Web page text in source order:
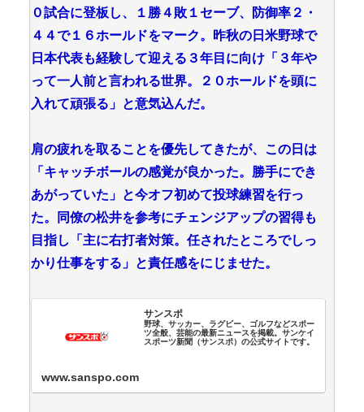
０試合に登板し、１勝４敗１セーブ、防御率２・
４４で１６ホールドをマーク。昨秋の日米野球で
日本代表も経験して迎える３年目に向け「３年や
って一人前と言われる世界。２０ホールドを頭に
入れて頑張る」と意気込んだ。
肩の疲れを取ることを優先してきたが、この日は
「キャッチボールの感覚が良かった。勝手にでき
あがっていた」と今オフ初めて投球練習を行っ
た。同僚の松井を参考にチェンジアップの習得も
目指し「主に右打者対策。任されたところでしっ
かり仕事をする」と責任感をにじませた。
サンスポ
野球、サッカー、ラグビー、ゴルフなどスポー
ツ全般、芸能の最新ニュースを掲載。サンケイ
スポーツ新聞（サンスポ）の公式サイトです。
www.sanspo.com